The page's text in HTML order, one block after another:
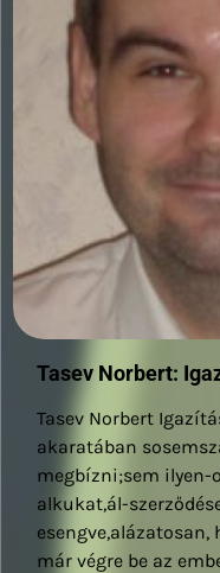
Tasev Norbert:
Tasev Norbert
akaratában
megbízni;sem ilyen-
alkukat,ál-
esengve,alázatosan,
már végre be az